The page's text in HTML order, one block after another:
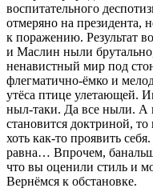
воспитательного
отмеряно на президента,
к поражению. Результат
и Маслин ныли
ненавистный мир под
флегматично-ёмко и
утёса птице улетающей.
ныл-таки. Да все ныли. А
становится доктриной,
хоть как-то проявить
равна… Впрочем,
что вы оценили стиль и
Вернёмся к обстановке.